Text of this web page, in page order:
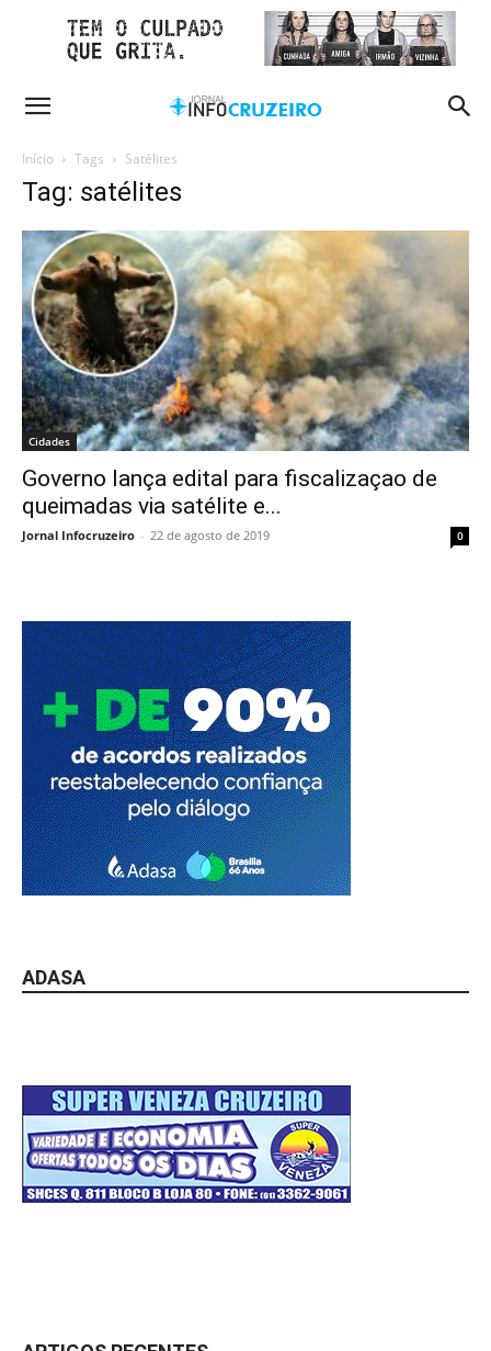
Início Tags Satélites
Tag: satélites
Cidades
Governo lança edital para fiscalizaçao de
queimadas via satélite e...
Jornal Infocruzeiro - 22 de agosto de 2019 0
ADASA